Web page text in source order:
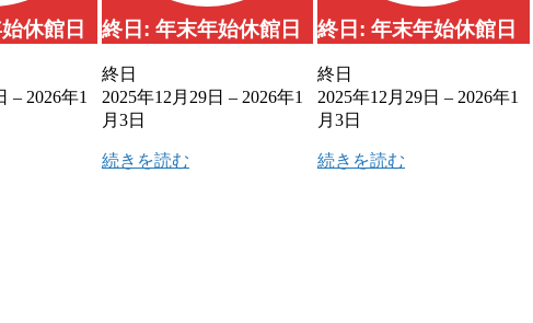
休館日
– 2026年1
終日: 年末年始休館日
終日
2025年12月29日 – 2026年1
月3日
続きを読む
終日: 年末年始休館日
終日
2025年12月29日 – 2026年1
月3日
続きを読む